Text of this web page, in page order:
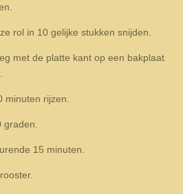
rol in 10 gelijke stukken snijden.
met de platte kant op een bakplaat
minuten rijzen.
15 minuten.